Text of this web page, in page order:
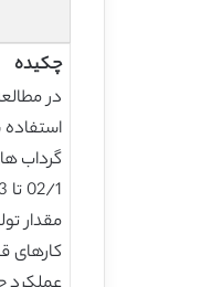
چکیده
در
کارهای